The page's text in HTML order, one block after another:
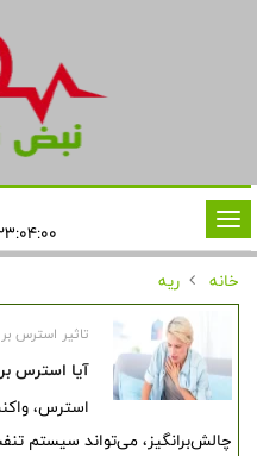
تغییر
وضعیت
ناوبری
خانه
ریه
تاثیر استرس
آیا استرس
استرس،
چالش‌برانگیز، می‌تواند سیستم